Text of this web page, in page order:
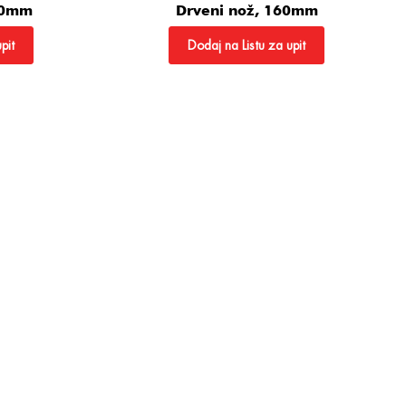
Drveni nož, 160mm
Dodaj na Listu za upit